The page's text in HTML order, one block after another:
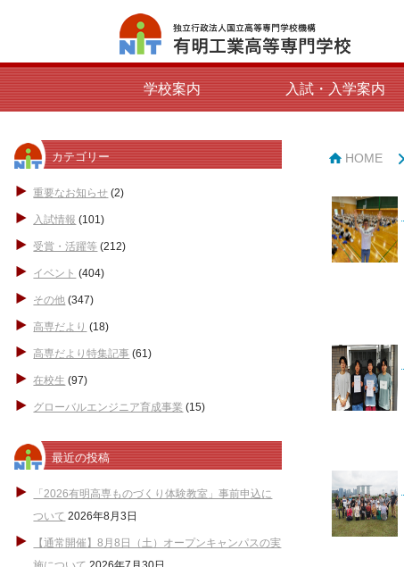
学校案内 入試・入学案内
カテゴリー
重要なお知らせ (2)
入試情報 (101)
受賞・活躍等 (212)
イベント (404)
その他 (347)
高専だより (18)
高専だより特集記事 (61)
在校生 (97)
グローバルエンジニア育成事業 (15)
最近の投稿
「2026有明高専ものづくり体験教室」事前申込に
ついて 2026年8月3日
【通常開催】8月8日（土）オープンキャンパスの実
HOME